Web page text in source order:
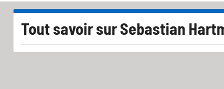
Tout savoir surSebastian